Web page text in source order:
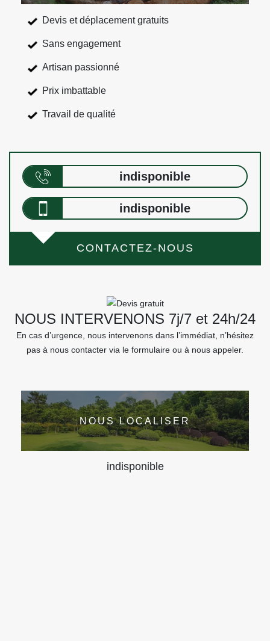
Devis et déplacement gratuits
Sans engagement
Artisan passionné
Prix imbattable
Travail de qualité
indisponible
indisponible
CONTACTEZ-NOUS
NOUS INTERVENONS 7j/7 et 24h/24
En cas d’urgence, nous intervenons dans l’immédiat, n’hésitez
pas à nous contacter via le formulaire ou à nous appeler.
NOUS LOCALISER
indisponible